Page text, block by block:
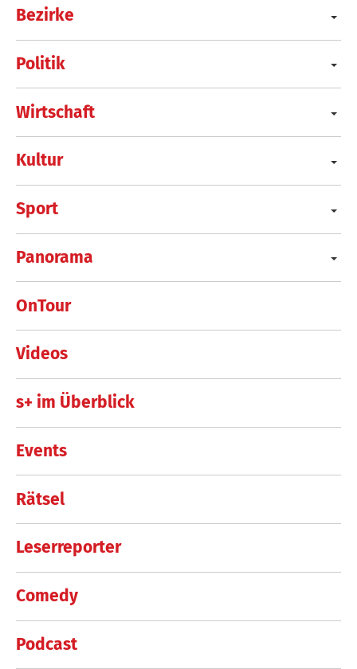
Bezirke
Politik
Wirtschaft
Kultur
Sport
Panorama
OnTour
Videos
s+ im Überblick
Events
Rätsel
Leserreporter
Comedy
Podcast